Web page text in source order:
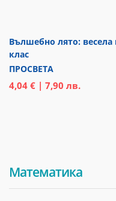
Вълшебно лято:
клас
ПРОСВЕТА
4,04 € | 7,90 лв.
Математика